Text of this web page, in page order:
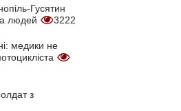
Гусятин
людей
3222
медики не
з